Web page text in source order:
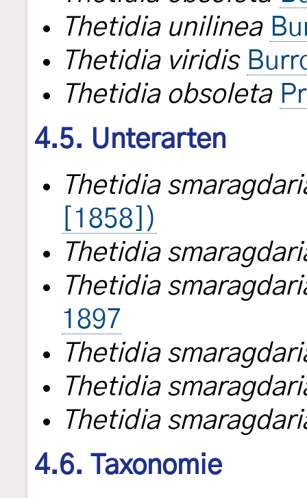
Thetidia unilinea
Thetidia viridis
Thetidia obsoleta
4.5. Unterarten
Thetidia
[1858])
Thetidia
Thetidia
1897
Thetidia
Thetidia
Thetidia
4.6. Taxonomie